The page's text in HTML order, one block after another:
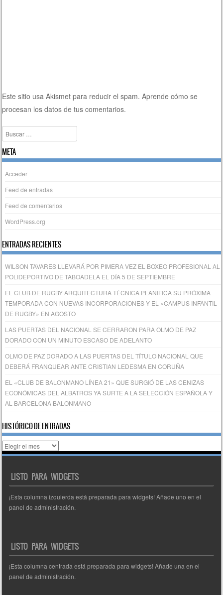
Este sitio usa Akismet para reducir el spam.Aprende cómo se
procesan los datos de tus comentarios.
Buscar
META
Acceder
Feed de entradas
Feed de comentarios
WordPress.org
ENTRADAS RECIENTES
WILSON TAVARES LLEVARÁ POR PIMERA VEZ EL BOXEO PROFESIONAL AL
POLIDEPORTIVO DE TABOADELA EL DÍA 5 DE SEPTIEMBRE
EL CLUB DE RUGBY ARQUITECTURA TÉCNICA PLANIFICA SU PRÓXIMA
TEMPORADA CON NUEVAS INCORPORACIONES Y EL «CAMPUS INFANTIL
DE RUGBY» EN AGOSTO
LAS PUERTAS DEL NACIONAL SE CERRARON PARA OLMO DE PAZ
DORADO CON UN MINUTO ESCASO DE ADELANTO
OLMO DE PAZ DORADO A LAS PUERTAS DEL TÍTULO NACIONAL QUE
DEBERÁ FRANQUEAR ANTE CRISTIAN LEDESMA EN CORUÑA
EL «CLUB DE BALONMANO LÍNEA 21» QUE SURGIÓ DE LAS CENIZAS
ECONÓMICAS DEL ALBATROS YA SURTE A LA SELECCIÓN ESPAÑOLA Y
AL BARCELONA BALONMANO
HISTÓRICO DE ENTRADAS
Histórico
de
LISTO PARA WIDGETS
¡Esta columna izquierda está preparada para widgets! Añade uno en el
panel de administración.
LISTO PARA WIDGETS
¡Esta columna centrada está preparada para widgets! Añade una en el
panel de administración.